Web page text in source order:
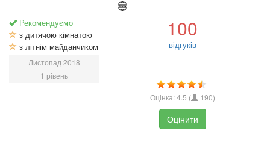
Рекомендуємо
з дитячою кімнатою
з літнім майданчиком
Листопад 2018
1 рівень
100
відгуків
Оцінка:4.5 ( 190)
Оцінити